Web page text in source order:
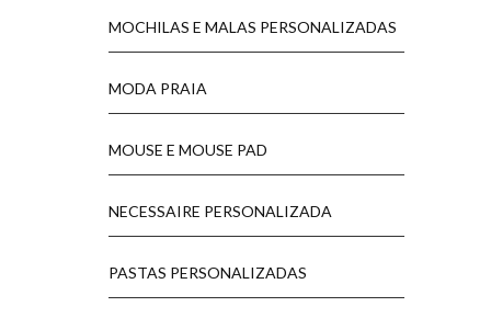
MOCHILAS E MALAS PERSONALIZADAS
MODA PRAIA
MOUSE E MOUSE PAD
NECESSAIRE PERSONALIZADA
PASTAS PERSONALIZADAS